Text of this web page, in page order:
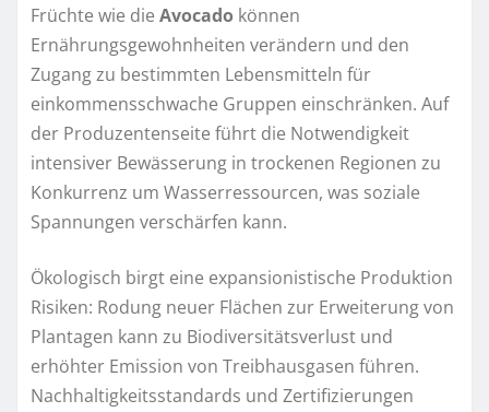
Früchte wie die Avocado können
Ernährungsgewohnheiten verändern und den
Zugang zu bestimmten Lebensmitteln für
einkommensschwache Gruppen einschränken. Auf
der Produzentenseite führt die Notwendigkeit
intensiver Bewässerung in trockenen Regionen zu
Konkurrenz um Wasserressourcen, was soziale
Spannungen verschärfen kann.
Ökologisch birgt eine expansionistische Produktion
Risiken: Rodung neuer Flächen zur Erweiterung von
Plantagen kann zu Biodiversitätsverlust und
erhöhter Emission von Treibhausgasen führen.
Nachhaltigkeitsstandards und Zertifizierungen